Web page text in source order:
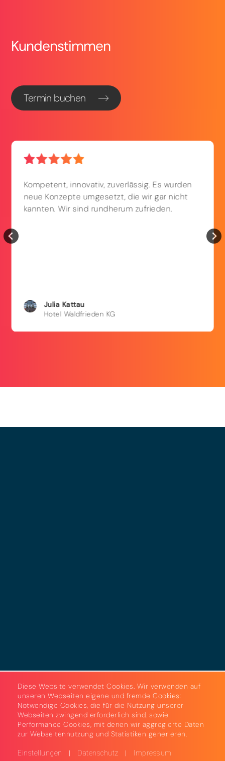
Kundenstimmen
Termin buchen
Kompetent, innovativ, zuverlässig. Es wurden
neue Konzepte umgesetzt, die wir gar nicht
kannten. Wir sind rundherum zufrieden.
Julia Kattau
Hotel Waldfrieden KG
Diese Website verwendet Cookies. Wir verwenden auf
unseren Webseiten eigene und fremde Cookies:
Notwendige Cookies, die für die Nutzung unserer
Webseiten zwingend erforderlich sind, sowie
Performance Cookies, mit denen wir aggregierte Daten
zur Webseitennutzung und Statistiken generieren.
Einstellungen | Datenschutz | Impressum